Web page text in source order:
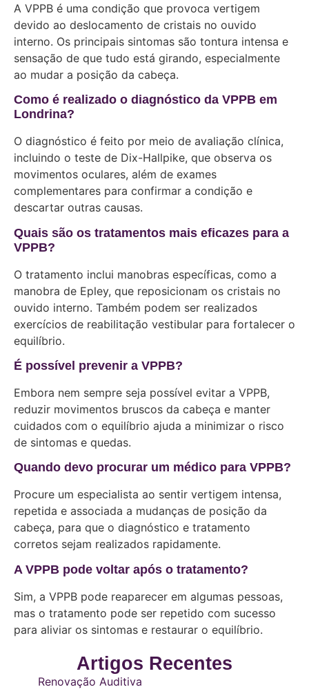
A VPPB é uma condição que provoca vertigem
devido ao deslocamento de cristais no ouvido
interno. Os principais sintomas são tontura intensa e
sensação de que tudo está girando, especialmente
ao mudar a posição da cabeça.
Como é realizado o diagnóstico da VPPB em
Londrina?
O diagnóstico é feito por meio de avaliação clínica,
incluindo o teste de Dix-Hallpike, que observa os
movimentos oculares, além de exames
complementares para confirmar a condição e
descartar outras causas.
Quais são os tratamentos mais eficazes para a
VPPB?
O tratamento inclui manobras específicas, como a
manobra de Epley, que reposicionam os cristais no
ouvido interno. Também podem ser realizados
exercícios de reabilitação vestibular para fortalecer o
equilíbrio.
É possível prevenir a VPPB?
Embora nem sempre seja possível evitar a VPPB,
reduzir movimentos bruscos da cabeça e manter
cuidados com o equilíbrio ajuda a minimizar o risco
de sintomas e quedas.
Quando devo procurar um médico para VPPB?
Procure um especialista ao sentir vertigem intensa,
repetida e associada a mudanças de posição da
cabeça, para que o diagnóstico e tratamento
corretos sejam realizados rapidamente.
A VPPB pode voltar após o tratamento?
Sim, a VPPB pode reaparecer em algumas pessoas,
mas o tratamento pode ser repetido com sucesso
para aliviar os sintomas e restaurar o equilíbrio.
Artigos Recentes
Renovação Auditiva